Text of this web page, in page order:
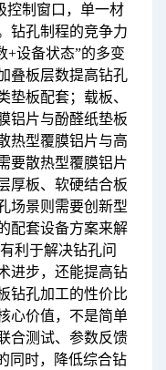
控制窗口，单一材
钻孔制程的竞争力
+设备状态”的多变
叠板层数提高钻孔
垫板配套；载板、
铝片与酚醛纸垫板
热型覆膜铝片与高
要散热型覆膜铝片
厚板、软硬结合板
场景则需要创新型
配套设备方案来解
利于解决钻孔问
进步，还能提高钻
钻孔加工的性价比
心价值，不是简单
合测试、参数反馈
同时，降低综合钻